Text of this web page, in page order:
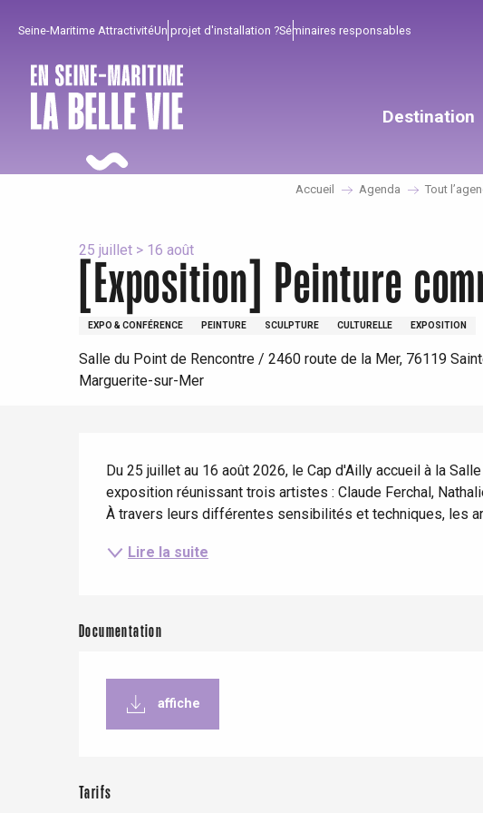
principal
Seine-Maritime AttractivitéUn projet d'installation ?Séminaires responsables
Destination
Pour profiter
Tout l'agenda
Avec les enfants
Entre amis
Incontournables
Lieux branchés
Bien de chez nous !
Séjours en bord de
Séjours à vélo
Accueil Agenda Tout
25 juillet > 16 août
[Exposition] Peinture
EXPO & CONFÉRENCE PEINTURE SCULPTURE CULTURELLE EXPOSITION
Salle du Point de Rencontre / 2460 route de la Mer, 76119
Marguerite-sur-Mer
Du 25 juillet au 16 août 2026, le Cap d'Ailly accueil à la
exposition réunissant trois artistes : Claude Ferchal,
À travers leurs différentes sensibilités et techniques, les
Lire la suite
Documentation
affiche
Tarifs